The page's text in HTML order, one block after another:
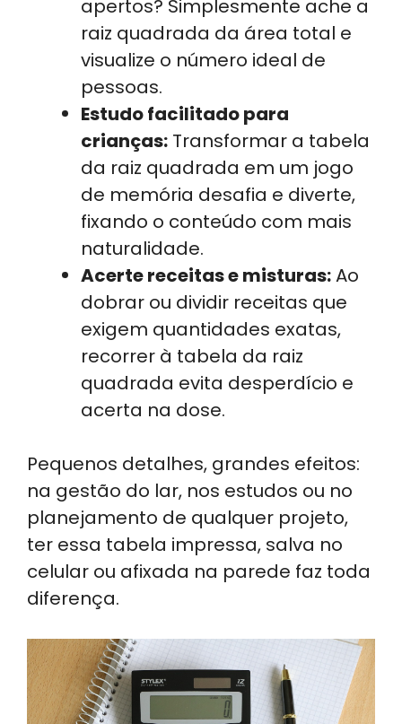
apertos? Simplesmente ache a
raiz quadrada da área total e
visualize o número ideal de
pessoas.
Estudo facilitado para
crianças: Transformar a tabela
da raiz quadrada em um jogo
de memória desafia e diverte,
fixando o conteúdo com mais
naturalidade.
Acerte receitas e misturas:Ao
dobrar ou dividir receitas que
exigem quantidades exatas,
recorrer à tabela da raiz
quadrada evita desperdício e
acerta na dose.
Pequenos detalhes, grandes efeitos:
na gestão do lar, nos estudos ou no
planejamento de qualquer projeto,
ter essa tabela impressa, salva no
celular ou afixada na parede faz toda
diferença.